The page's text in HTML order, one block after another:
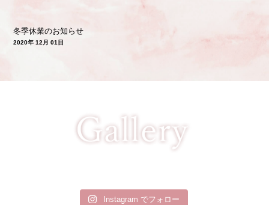
冬季休業のお知らせ
2020年 12月 01日
Instagram でフォロー